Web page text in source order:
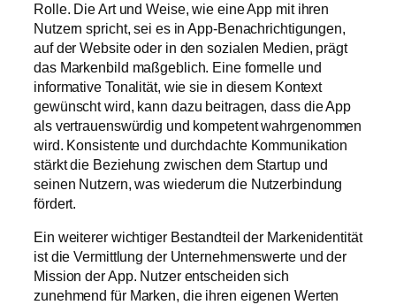
Rolle. Die Art und Weise, wie eine App mit ihren
Nutzern spricht, sei es in App-Benachrichtigungen,
auf der Website oder in den sozialen Medien, prägt
das Markenbild maßgeblich. Eine formelle und
informative Tonalität, wie sie in diesem Kontext
gewünscht wird, kann dazu beitragen, dass die App
als vertrauenswürdig und kompetent wahrgenommen
wird. Konsistente und durchdachte Kommunikation
stärkt die Beziehung zwischen dem Startup und
seinen Nutzern, was wiederum die Nutzerbindung
fördert.
Ein weiterer wichtiger Bestandteil der Markenidentität
ist die Vermittlung der Unternehmenswerte und der
Mission der App. Nutzer entscheiden sich
zunehmend für Marken, die ihren eigenen Werten